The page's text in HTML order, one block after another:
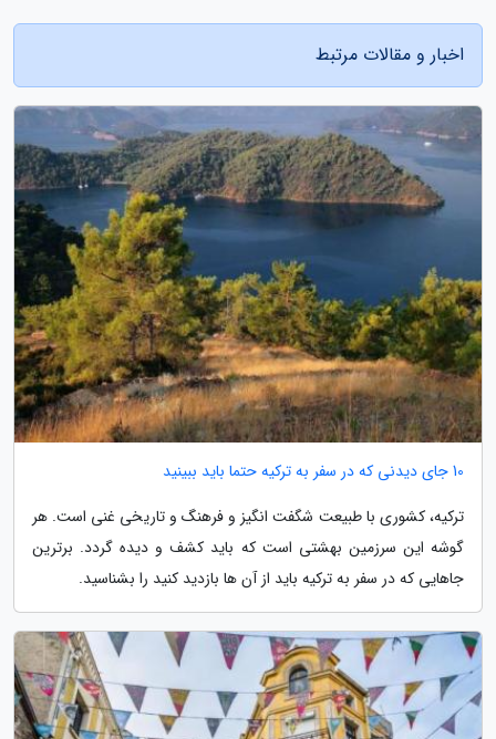
اخبار و مقالات مرتبط
10 جای دیدنی که در سفر به ترکیه حتما باید ببینید
ترکیه، کشوری با طبیعت شگفت انگیز و فرهنگ و تاریخی غنی است. هر
گوشه این سرزمین بهشتی است که باید کشف و دیده گردد. برترین
جاهایی که در سفر به ترکیه باید از آن ها بازدید کنید را بشناسید.